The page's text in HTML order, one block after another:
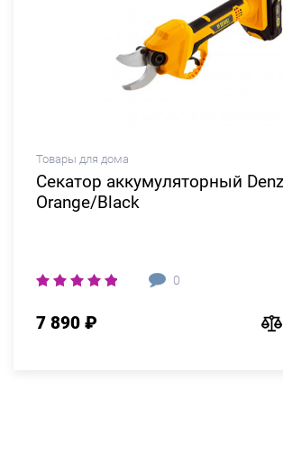
Товары для дома
Секатор аккумуляторный
Orange/Black
0
7 890 ₽